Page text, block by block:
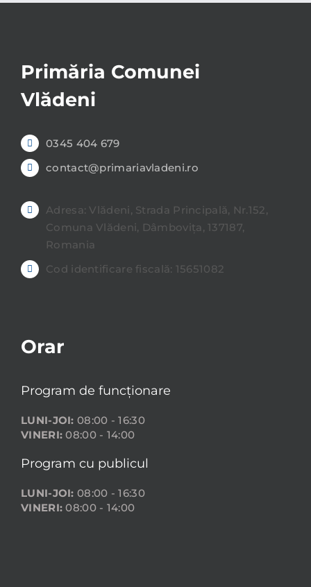
Primăria Comunei
Vlădeni
0345 404 679
contact@primariavladeni.ro
Adresa: Vlădeni, Strada Principală, Nr.152,
Comuna Vlădeni, Dâmbovița, 137187,
Romania
Cod identificare fiscală: 15651082
Orar
Program de funcționare
LUNI-JOI: 08:00 - 16:30
VINERI: 08:00 - 14:00
Program cu publicul
LUNI-JOI: 08:00 - 16:30
VINERI: 08:00 - 14:00